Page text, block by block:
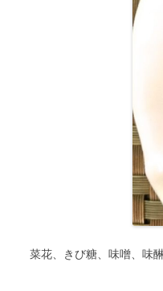
菜花、きび糖、味噌、味醂